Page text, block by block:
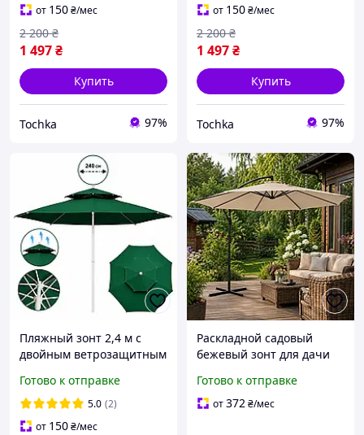
солнца и дождя уличный
зонт Красный
от 150₴/мес
1 497₴
2 200 ₴
Купить
Tochka 97%
солнца и дождя уличный
зонт Синий
от 150₴/мес
1 497₴
2 200 ₴
Купить
Tochka 97%
Пляжный зонт 2,4 м с
двойным ветрозащитным
для сада рыбалки от
солнца и дождя уличный
усиленный зонт
Готово к отправке
5.0 (2)
от 150₴/мес
Раскладной садовый
бежевый зонт для дачи
усиленные практичные
Уличный зонт для сада
Готово к отправке
от372₴/мес